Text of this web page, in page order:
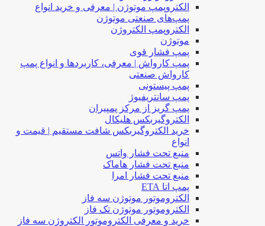
الکتروپمپ موتوژن | معرفی و خرید انواع
پمپ‌های صنعتی موتوژن
الکتروپمپ الکتروژن
موتوژن
پمپ فشار قوی
پمپ کارواش | معرفی، کاربردها و انواع پمپ
کارواش صنعتی
پمپ پیستونی
پمپ سانتریفیوژ
پمپ گریز از مرکز پمپیران
الکتروگیربکس هلیکال
خرید الکتروگیربکس شافت مستقیم | قیمت و
انواع
منبع تحت فشار واتس
منبع تحت فشار هاماک
منبع تحت فشار امرا
پمپ اتا ETA
الکتروموتور موتوژن سه فاز
الکتروموتور موتوژن تک فاز
خرید و معرفی الکتروموتور الکتروژن سه فاز